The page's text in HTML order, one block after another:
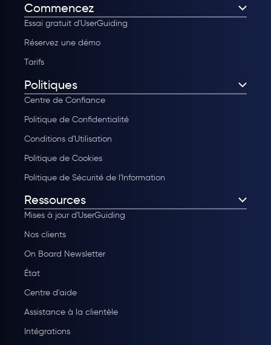
Commencez
Essai gratuit d'UserGuiding
Réservez une démo
Tarifs
Politiques
Centre de Confiance
Politique de Confidentialité
Conditions d'Utilisation
Politique de Cookies
Politique de Sécurité de l'Information
Ressources
Mises à jour d'UserGuiding
Nos clients
On Board Newsletter
État
Centre d'aide
Assistance à la clientèle
Intégrations